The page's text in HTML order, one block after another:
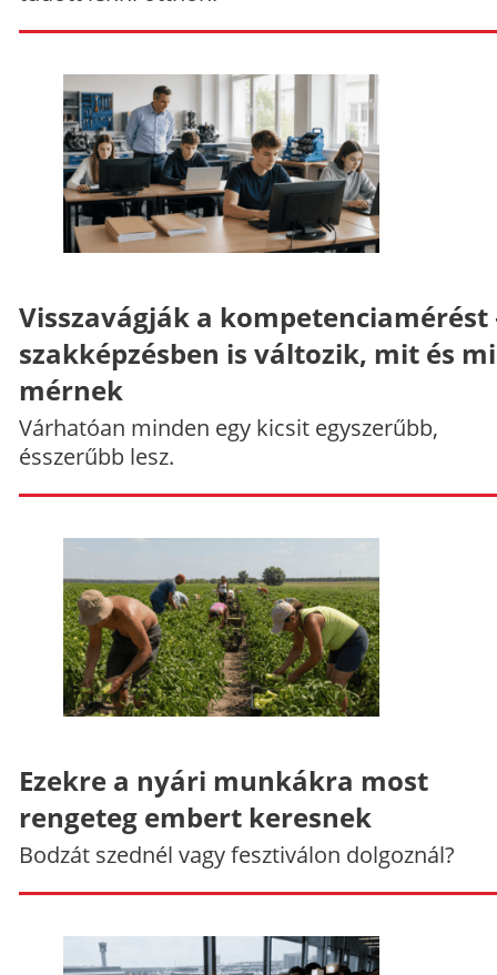
Visszavágják a kompetenciamérést
szakképzésben is változik, mit és
mérnek
Várhatóan minden egy kicsit egyszerűbb,
ésszerűbb lesz.
Ezekre a nyári munkákra most
rengeteg embert keresnek
Bodzát szednél vagy fesztiválon dolgoznál?